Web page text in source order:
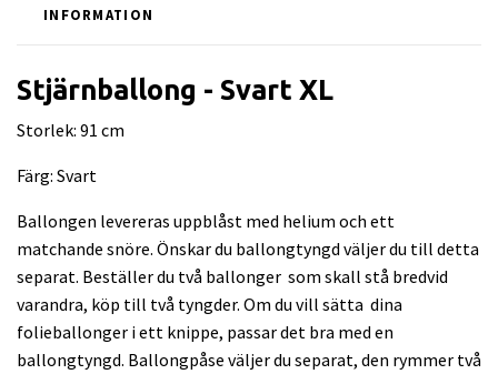
INFORMATION
Stjärnballong - Svart XL
Storlek: 91 cm
Färg: Svart
Ballongen levereras uppblåst med helium och ett
matchande snöre. Önskar du ballongtyngd väljer du till detta
separat. Beställer du två ballonger som skall stå bredvid
varandra, köp till två tyngder. Om du vill sätta dina
folieballonger i ett knippe, passar det bra med en
ballongtyngd. Ballongpåse väljer du separat, den rymmer två